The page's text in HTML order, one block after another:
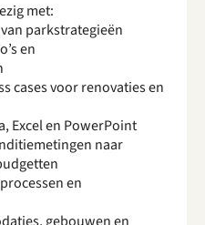
met:
parkstrategieën
en
cases voor renovaties en
Excel en PowerPoint
naar
en